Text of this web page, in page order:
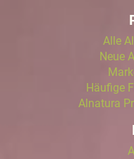
Alle
Neue
Häufige
Alnatura